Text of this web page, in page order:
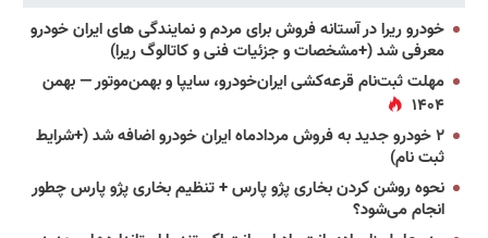
خودرو ریرا در آستانه فروش برای مردم و نمایندگی های ایران خودرو
معرفی شد (+مشخصات و جزئیات فنی و کاتالوگ ریرا)
مهلت ثبت‌نام قرعه‌کشی ایران‌خودرو، سایپا و بهمن‌موتور — بهمن
۱۴۰۴
۲ خودرو جدید به فروش مردادماه ایران خودرو اضافه شد (+شرایط
ثبت نام)
نحوه روشن کردن بخاری پژو پارس + تنظیم بخاری پژو پارس چطور
انجام می‌شود؟